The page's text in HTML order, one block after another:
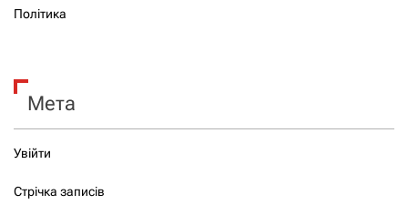
Політика
Мета
Увійти
Стрічка записів